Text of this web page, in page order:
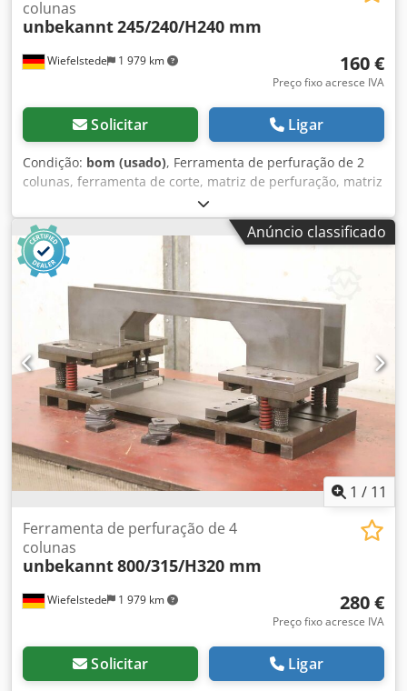
Wiefelstede 1 979 km
colunas
unbekannt245/240/H240 mm
160 €
Preço fixo acresce IVA
Solicitar Ligar
Condição: bom (usado), Ferramenta de perfuração de 2
colunas, ferramenta de corte, matriz de perfuração, matriz
de perfuração, punção, estrutura da coluna -Ferramenta
de perfuração: 2 colunas -Curso: 40 mm -Matriz de
perfuração: sem acessórios, ver fotos -Dimensões:
245/240/H240 mm Csdpfjmxpt Ssx Af Horf -Peso: 30 kg
Anúncio classificado
1 / 11
Wiefelstede 1 979 km
Ferramenta de perfuração de 4
colunas
unbekannt800/315/H320 mm
280 €
Preço fixo acresce IVA
Solicitar Ligar